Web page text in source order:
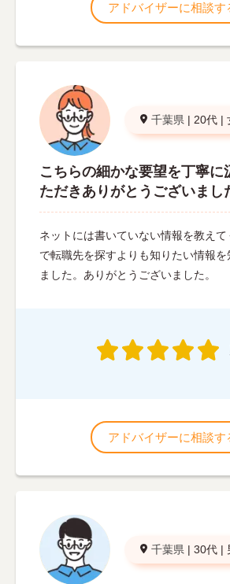
アドバイザーに相談す
千葉県 | 20代 |
こちらの細かな要望を丁寧に
ただきありがとうございまし
ネットには書いていない情報を教え
で転職先を探すよりも知りたい情報を
ました。ありがとうございました。
アドバイザーに相談す
千葉県 | 30代 |